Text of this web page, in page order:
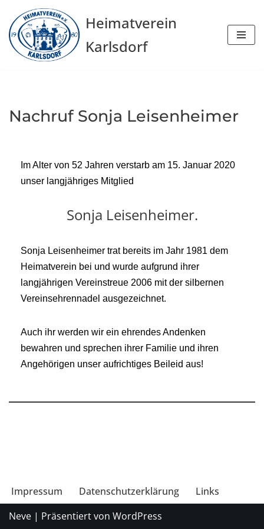
Zum
Inhalt
springen
Heimatverein
Karlsdorf
Nachruf Sonja Leisenheimer
Im Alter von 52 Jahren verstarb am 15. Januar 2020
unser langjähriges Mitglied
Sonja Leisenheimer.
Sonja Leisenheimer trat bereits im Jahr 1981 dem
Heimatverein bei und wurde aufgrund ihrer
langjährigen Vereinstreue 2006 mit der silbernen
Vereinsehrennadel ausgezeichnet.
Auch ihr werden wir ein ehrendes Andenken
bewahren und sprechen ihrer Familie und ihren
Angehörigen unser aufrichtiges Beileid aus!
Impressum Datenschutzerklärung
Links
Neve | Präsentiert von WordPress